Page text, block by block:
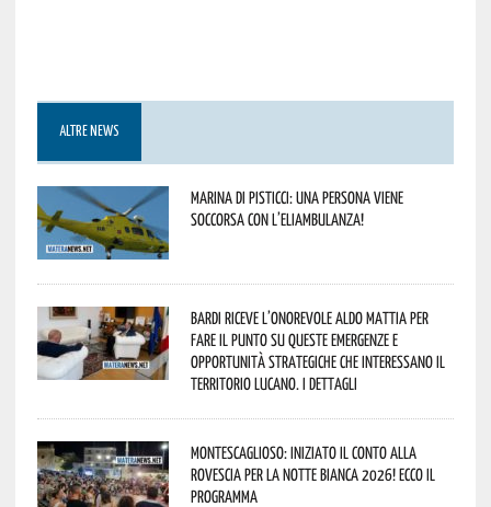
ALTRE NEWS
Marina di Pisticci: una persona viene
soccorsa con l’eliambulanza!
Bardi riceve l’onorevole Aldo Mattia per
fare il punto su queste emergenze e
opportunità strategiche che interessano il
territorio lucano. I dettagli
Montescaglioso: iniziato il conto alla
rovescia per la Notte Bianca 2026! Ecco il
programma